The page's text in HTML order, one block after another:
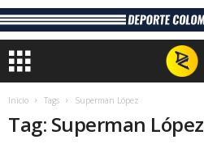
Inicio Tags Superman López
Tag: Superman López